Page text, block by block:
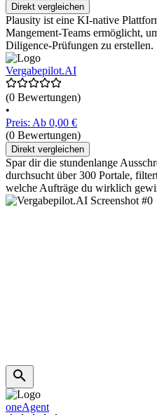
Direkt vergleichen
Plausity ist eine KI-native
Mangement-Teams ermöglicht,
Diligence-Prüfungen zu erstellen.
Vergabepilot.AI
(0 Bewertungen)
•
Preis: Ab 0,00 €
(0 Bewertungen)
Direkt vergleichen
Spar dir die stundenlange
durchsucht über 300 Portale,
welche Aufträge du wirklich
oneAgent